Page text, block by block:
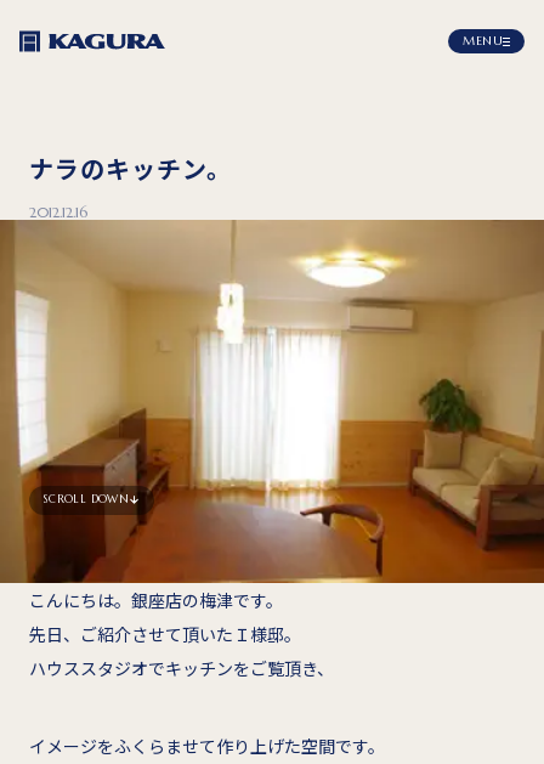
MENU
ナラのキッチン。
2012.12.16
SCROLL DOWN
こんにちは。銀座店の梅津です。
先日、ご紹介させて頂いたＩ様邸。
ハウススタジオでキッチンをご覧頂き、
イメージをふくらませて作り上げた空間です。